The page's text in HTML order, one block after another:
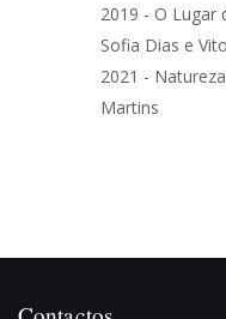
2019 - O Lugar
Sofia Dias e
2021 -
Martins